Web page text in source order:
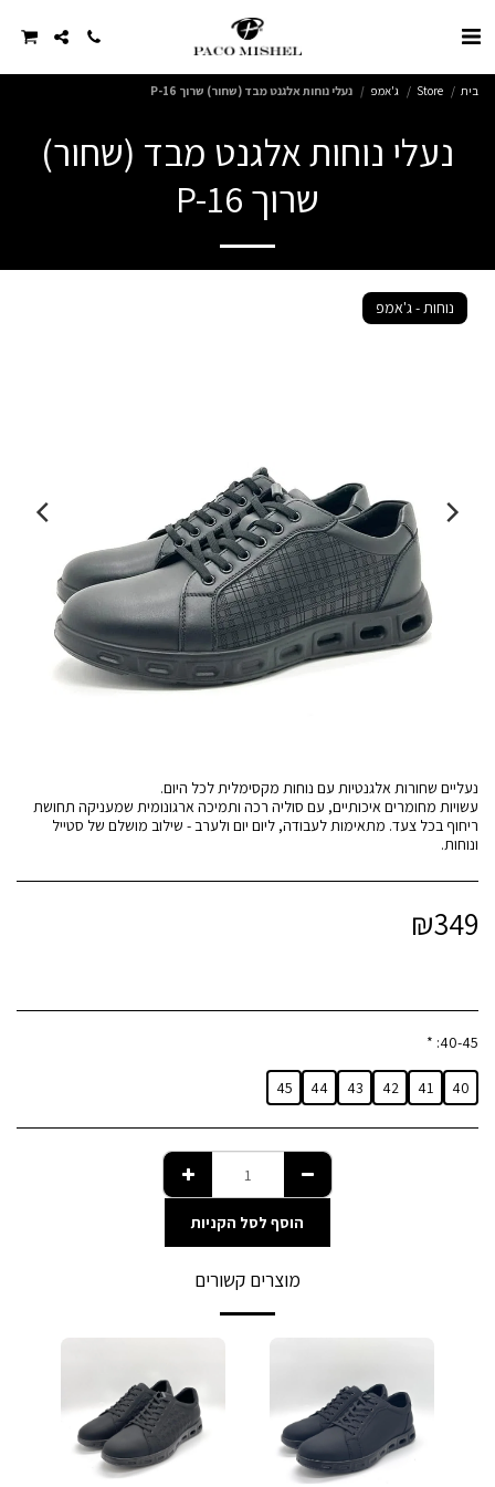
בית Store ג'אמפ נעלי נוחות אלגנט מבד (שחור) שרוך P-16
נעלי נוחות אלגנט מבד (שחור)
שרוך P-16
נוחות - ג'אמפ
עשויות מחומרים איכותיים, עם סוליה רכה ותמיכה ארגונומית שמעניקה תחושת
ריחוף בכל צעד. מתאימות לעבודה, ליום יום ולערב - שילוב מושלם של סטייל
ונוחות.
₪349
40-45:
*
40
41
42
43
44
45
הוסף לסל הקניות
מוצרים קשורים